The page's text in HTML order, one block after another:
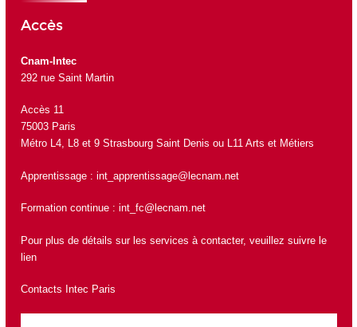
Accès
Cnam-Intec
292 rue Saint Martin
Accès 11
75003 Paris
Métro L4, L8 et 9 Strasbourg Saint Denis ou L11 Arts et Métiers
Apprentissage : int_apprentissage@lecnam.net
Formation continue : int_fc@lecnam.net
Pour plus de détails sur les services à contacter, veuillez suivre le
lien
Contacts Intec Paris